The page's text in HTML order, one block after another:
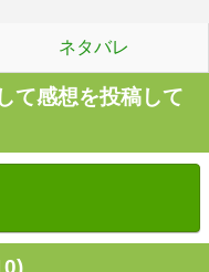
ネタバレ
て感想を投稿して